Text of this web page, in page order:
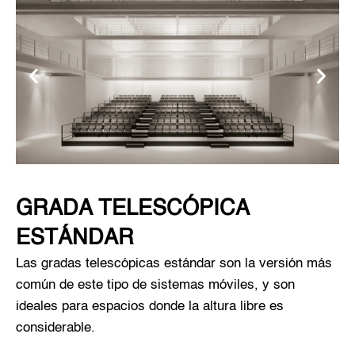
GRADA TELESCÓPICA
ESTÁNDAR
Las gradas telescópicas estándar son la versión más
común de este tipo de sistemas móviles, y son
ideales para espacios donde la altura libre es
considerable.